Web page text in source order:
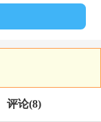
评论(8)